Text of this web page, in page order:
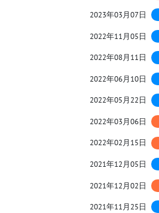
2023年03月07日
2022年11月05日
2022年08月11日
2022年06月10日
2022年05月22日
2022年03月06日
2022年02月15日
2021年12月05日
2021年12月02日
2021年11月25日